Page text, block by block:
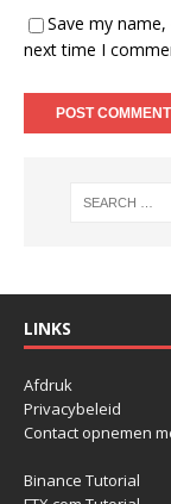
Save my
next time I
LINKS
Afdruk
Privacybeleid
Contact opnemen
Binance Tutorial